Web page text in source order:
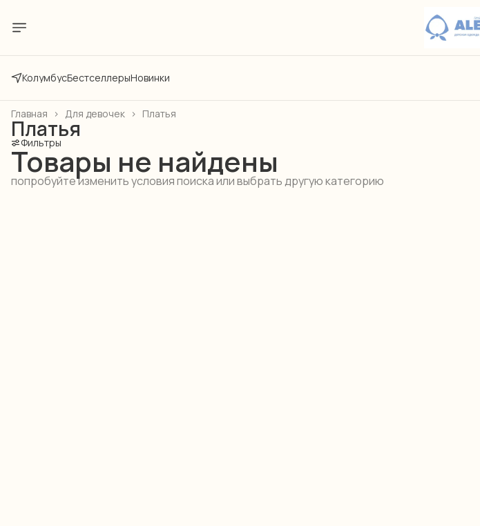
КолумбусБестселлерыНовинки
Платья
Для девочек ›
Главная ›
Платья
Фильтры
Товары не найдены
попробуйте изменить условия поиска или выбрать другую категорию